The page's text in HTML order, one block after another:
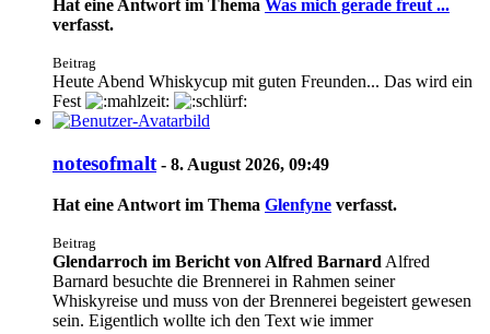
Hat eine Antwort im Thema Was mich gerade freut ...
verfasst.
Beitrag
Heute Abend Whiskycup mit guten Freunden... Das wird ein
Fest
notesofmalt - 8. August 2026, 09:49
Hat eine Antwort im Thema Glenfyne verfasst.
Beitrag
Glendarroch im Bericht von Alfred BarnardAlfred
Barnard besuchte die Brennerei in Rahmen seiner
Whiskyreise und muss von der Brennerei begeistert gewesen
sein. Eigentlich wollte ich den Text wie immer